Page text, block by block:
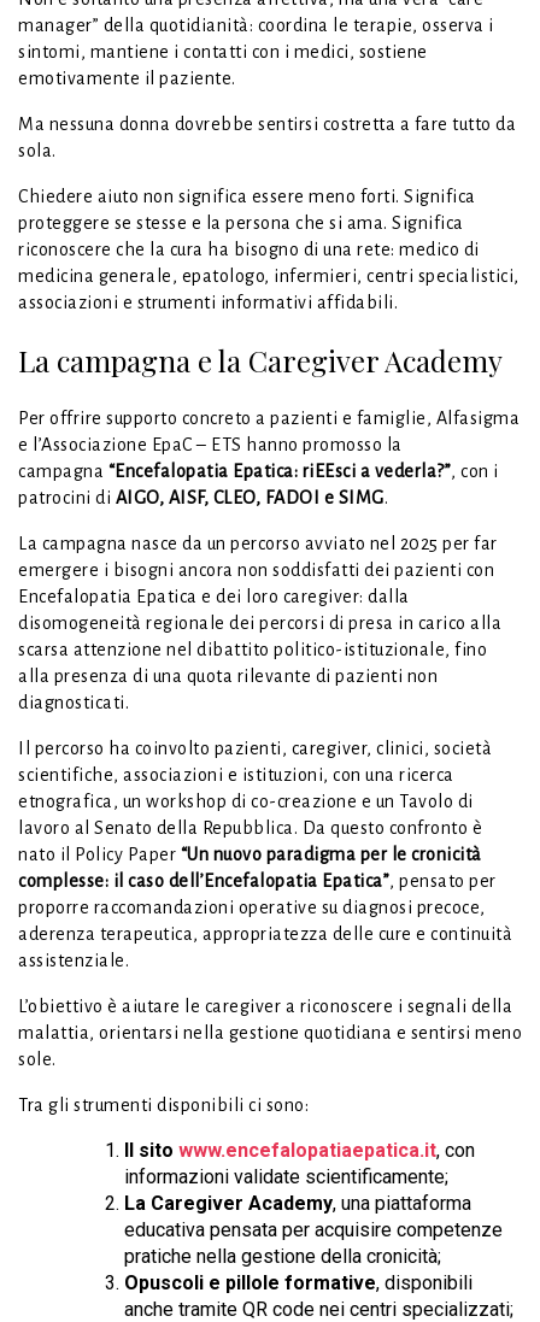
manager” della quotidianità: coordina le terapie, osserva i
sintomi, mantiene i contatti con i medici, sostiene
emotivamente il paziente.
Ma nessuna donna dovrebbe sentirsi costretta a fare tutto da
sola.
Chiedere aiuto non significa essere meno forti. Significa
proteggere se stesse e la persona che si ama. Significa
riconoscere che la cura ha bisogno di una rete: medico di
medicina generale, epatologo, infermieri, centri specialistici,
associazioni e strumenti informativi affidabili.
La campagna e la Caregiver Academy
Per offrire supporto concreto a pazienti e famiglie, Alfasigma
e l’Associazione EpaC – ETS hanno promosso la
campagna “Encefalopatia Epatica: riEEsci a vederla?”, con i
patrocini di AIGO, AISF, CLEO, FADOI e SIMG.
La campagna nasce da un percorso avviato nel 2025 per far
emergere i bisogni ancora non soddisfatti dei pazienti con
Encefalopatia Epatica e dei loro caregiver: dalla
disomogeneità regionale dei percorsi di presa in carico alla
scarsa attenzione nel dibattito politico-istituzionale, fino
alla presenza di una quota rilevante di pazienti non
diagnosticati.
Il percorso ha coinvolto pazienti, caregiver, clinici, società
scientifiche, associazioni e istituzioni, con una ricerca
etnografica, un workshop di co-creazione e un Tavolo di
lavoro al Senato della Repubblica. Da questo confronto è
nato il Policy Paper “Un nuovo paradigma per le cronicità
complesse: il caso dell’Encefalopatia Epatica”, pensato per
proporre raccomandazioni operative su diagnosi precoce,
aderenza terapeutica, appropriatezza delle cure e continuità
assistenziale.
L’obiettivo è aiutare le caregiver a riconoscere i segnali della
malattia, orientarsi nella gestione quotidiana e sentirsi meno
sole.
Tra gli strumenti disponibili ci sono:
Il sito www.encefalopatiaepatica.it, con
informazioni validate scientificamente;
La Caregiver Academy, una piattaforma
educativa pensata per acquisire competenze
pratiche nella gestione della cronicità;
Opuscoli e pillole formative, disponibili
anche tramite QR code nei centri specializzati;